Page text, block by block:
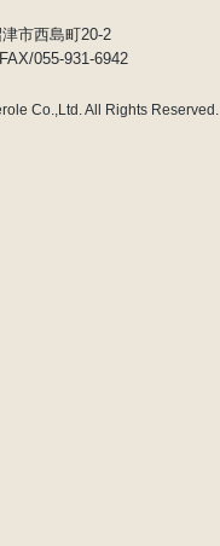
市西島町20-2
055-931-6942
Co.,Ltd.All Rights Reserved.